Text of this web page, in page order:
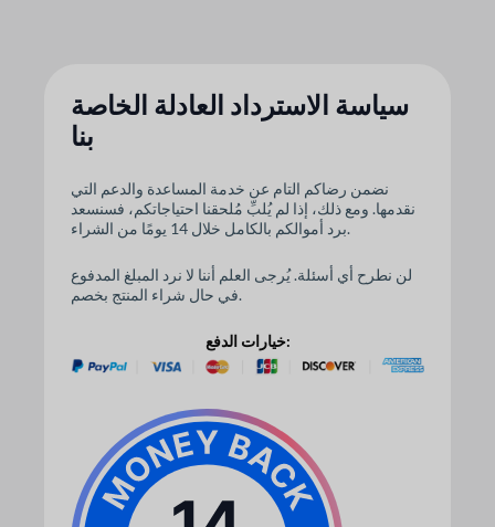
سياسة الاسترداد العادلة الخاصة
بنا
نضمن رضاكم التام عن خدمة المساعدة والدعم التي
نقدمها. ومع ذلك، إذا لم يُلبِّ مُلحقنا احتياجاتكم، فسنسعد
برد أموالكم بالكامل خلال 14 يومًا من الشراء.
لن نطرح أي أسئلة. يُرجى العلم أننا لا نرد المبلغ المدفوع
في حال شراء المنتج بخصم.
خيارات الدفع: